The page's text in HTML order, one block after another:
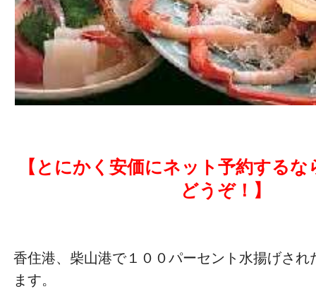
【とにかく安価にネット予約する
どうぞ！】
香住港、柴山港で１００パーセント水揚げされ
ます。